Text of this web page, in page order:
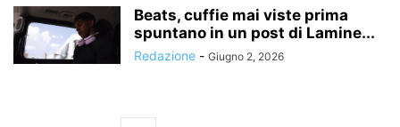
Beats, cuffie mai viste prima
spuntano in un post di Lamine...
Redazione - Giugno 2, 2026